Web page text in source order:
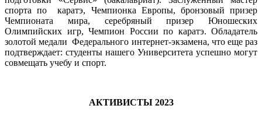
спорта по каратэ, Чемпионка Европы, бронзовый призер
Чемпионата мира, серебряный призер Юношеских
Олимпийских игр, Чемпион России по каратэ. Обладатель
золотой медали Федерального интернет-экзамена, что еще раз
подтверждает: студенты нашего Университета успешно могут
совмещать учебу и спорт.
АКТИВИСТЫ 2023